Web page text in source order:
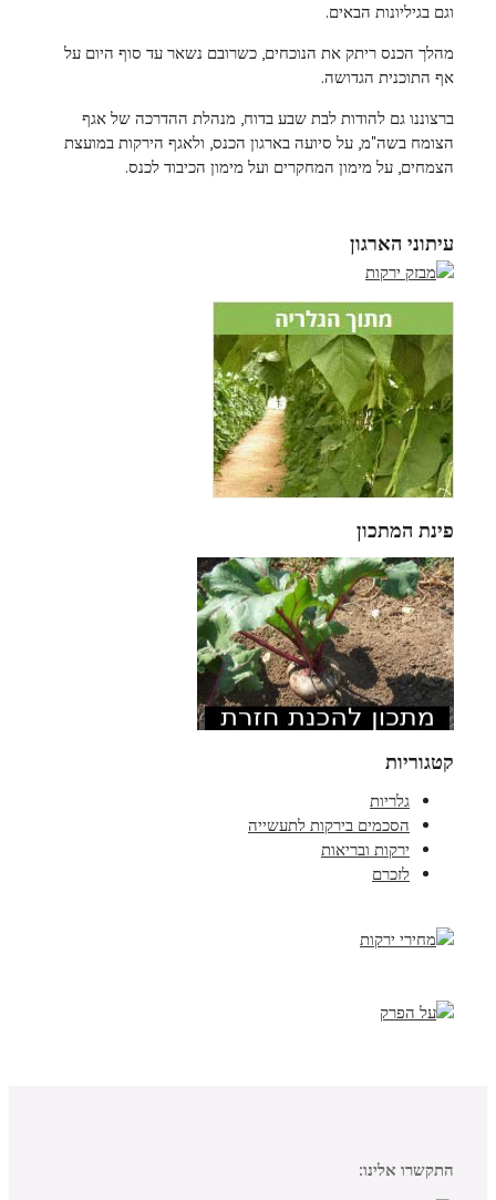
וגם בגיליונות הבאים.
מהלך הכנס ריתק את הנוכחים, כשרובם נשאר עד סוף היום על
אף התוכנית הגדושה.
ברצוננו גם להודות לבת שבע בדוח, מנהלת ההדרכה של אגף
הצומח בשה"מ, על סיועה בארגון הכנס, ולאגף הירקות במועצת
הצמחים, על מימון המחקרים ועל מימון הכיבוד לכנס.
עיתוני הארגון
פינת המתכון
קטגוריות
גלריות
הסכמים בירקות לתעשייה
ירקות ובריאות
לזכרם
התקשרו אלינו: